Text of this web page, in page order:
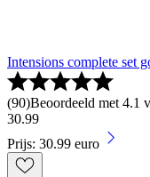
Intensions complete set
(90)Beoordeeld met 4.1
30.99
Prijs: 30.99 euro